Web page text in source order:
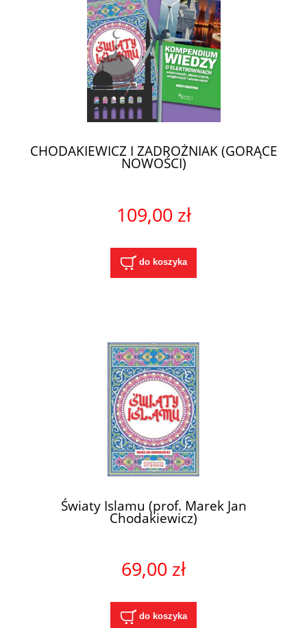
CHODAKIEWICZ I ZADROŻNIAK (GORĄCE
NOWOŚCI)
109,00 zł
do koszyka
Światy Islamu (prof. Marek Jan
Chodakiewicz)
69,00 zł
do koszyka